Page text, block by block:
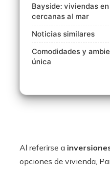
Bayside: viviendas
cercanas al mar
Noticias similares
Comodidades y
única
Al referirse a
opciones de vivienda,